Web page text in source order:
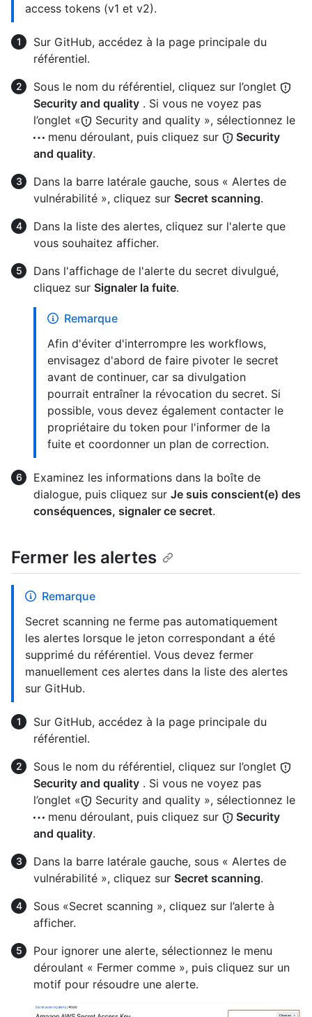
access tokens (v1 et v2).
Sur GitHub, accédez à la page principale du
référentiel.
Sous le nom du référentiel, cliquez sur l’onglet
Security and quality . Si vous ne voyez pas
l’onglet «
Security and quality », sélectionnez le
menu déroulant, puis cliquez sur
Security
and quality.
Dans la barre latérale gauche, sous « Alertes de
vulnérabilité », cliquez sur Secret scanning.
Dans la liste des alertes, cliquez sur l'alerte que
vous souhaitez afficher.
Dans l'affichage de l'alerte du secret divulgué,
cliquez sur Signaler la fuite.
Remarque
Afin d'éviter d'interrompre les workflows,
envisagez d'abord de faire pivoter le secret
avant de continuer, car sa divulgation
pourrait entraîner la révocation du secret. Si
possible, vous devez également contacter le
propriétaire du token pour l'informer de la
fuite et coordonner un plan de correction.
Examinez les informations dans la boîte de
dialogue, puis cliquez sur Je suis conscient(e) des
conséquences, signaler ce secret.
Fermer les alertes
Remarque
Secret scanning ne ferme pas automatiquement
les alertes lorsque le jeton correspondant a été
supprimé du référentiel. Vous devez fermer
manuellement ces alertes dans la liste des alertes
sur GitHub.
Sur GitHub, accédez à la page principale du
référentiel.
Sous le nom du référentiel, cliquez sur l’onglet
Security and quality . Si vous ne voyez pas
l’onglet «
Security and quality », sélectionnez le
menu déroulant, puis cliquez sur
Security
and quality.
Dans la barre latérale gauche, sous « Alertes de
vulnérabilité », cliquez sur Secret scanning.
Sous «Secret scanning », cliquez sur l’alerte à
afficher.
Pour ignorer une alerte, sélectionnez le menu
déroulant « Fermer comme », puis cliquez sur un
motif pour résoudre une alerte.